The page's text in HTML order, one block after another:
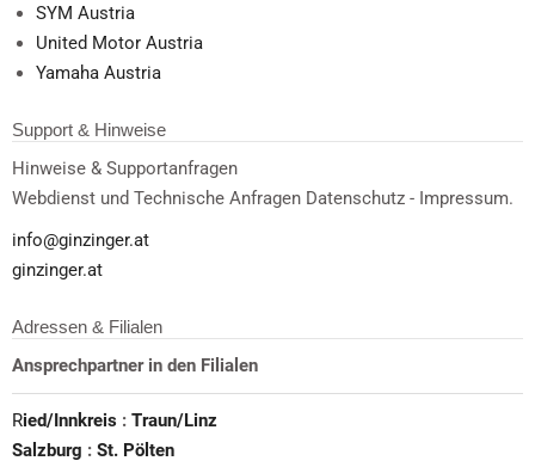
SYM Austria
United Motor Austria
Yamaha Austria
Support & Hinweise
Hinweise & Supportanfragen
Webdienst und Technische Anfragen Datenschutz - Impressum.
info@ginzinger.at
ginzinger.at
Adressen & Filialen
Ansprechpartner in den Filialen
Ried/Innkreis : Traun/Linz
Salzburg : St. Pölten